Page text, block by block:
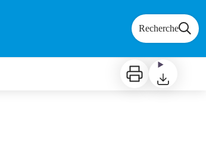
Recherche
Imprimer Télécharger